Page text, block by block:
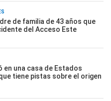
de familia de 43 años que
del Acceso Este
en una casa de Estados
tiene pistas sobre el origen